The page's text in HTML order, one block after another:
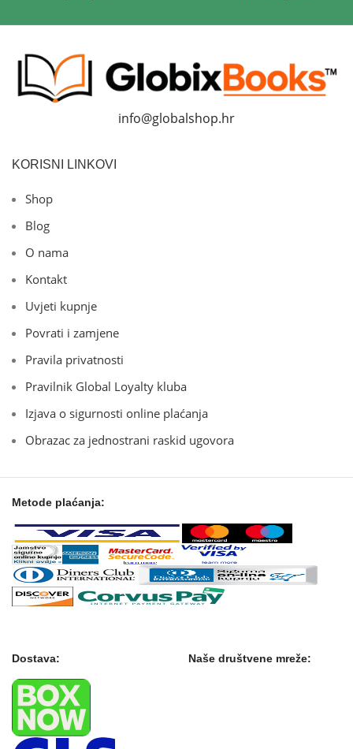
info@globalshop.hr
KORISNI LINKOVI
Shop
Blog
O nama
Kontakt
Uvjeti kupnje
Povrati i zamjene
Pravila privatnosti
Pravilnik Global Loyalty kluba
Izjava o sigurnosti online plaćanja
Obrazac za jednostrani raskid ugovora
Metode plaćanja:
Dostava: Naše društvene mreže: